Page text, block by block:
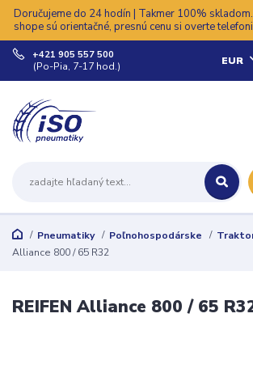
Doručujeme do 24 hodín | Takmer 100%
shope sú orientačné, presnú cenu si overte
EUR
+421 905 557 500
(Po-Pia, 7-17 hod.)
Pneumatiky Poľnohospodárske
Alliance 800 / 65 R32
REIFEN Alliance 800 / 65